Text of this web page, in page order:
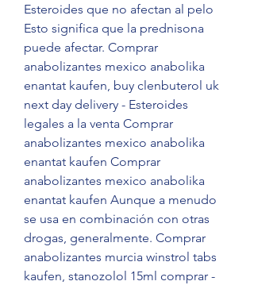
Esteroides que no afectan al pelo
Esto significa que la prednisona
puede afectar. Comprar
anabolizantes mexico anabolika
enantat kaufen, buy clenbuterol uk
next day delivery - Esteroides
legales a la venta Comprar
anabolizantes mexico anabolika
enantat kaufen Comprar
anabolizantes mexico anabolika
enantat kaufen Aunque a menudo
se usa en combinación con otras
drogas, generalmente. Comprar
anabolizantes murcia winstrol tabs
kaufen, stanozolol 15ml comprar -